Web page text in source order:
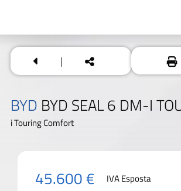
|
BYD BYD SEAL 6 DM-I
i Touring Comfort
45.600 € IVA Esposta